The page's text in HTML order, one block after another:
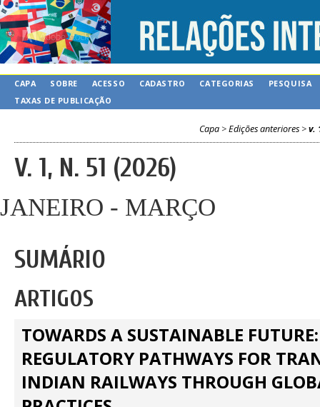
CAPA SOBRE ACESSO CADASTRO CATEGORIAS
PESQUISA
TAXAS DE PUBLICAÇÃO
Capa>Edições anteriores>v.
V. 1, N. 51 (2026)
JANEIRO - MARÇO
SUMÁRIO
ARTIGOS
TOWARDS A SUSTAINABLE
REGULATORY PATHWAYS FOR
INDIAN RAILWAYS THROUGH